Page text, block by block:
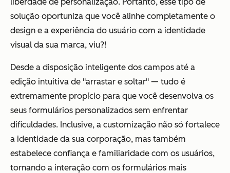
solução oportuniza que você alinhe completamente o
design e a experiência do usuário com a identidade
visual da sua marca, viu?!
Desde a disposição inteligente dos campos até a
edição intuitiva de "arrastar e soltar" — tudo é
extremamente propício para que você desenvolva os
seus formulários personalizados sem enfrentar
dificuldades. Inclusive, a customização não só fortalece
a identidade da sua corporação, mas também
estabelece confiança e familiaridade com os usuários,
tornando a interação com os formulários mais